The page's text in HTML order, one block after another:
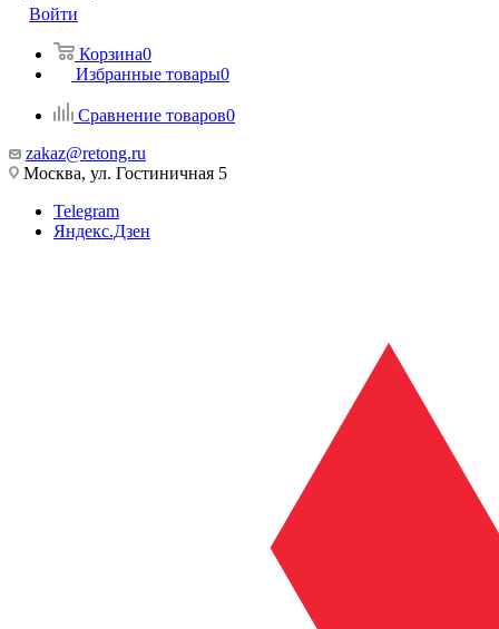
Войти
Корзина0
Избранные товары0
Сравнение товаров0
zakaz@retong.ru
Москва, ул. Гостиничная 5
Telegram
Яндекс.Дзен